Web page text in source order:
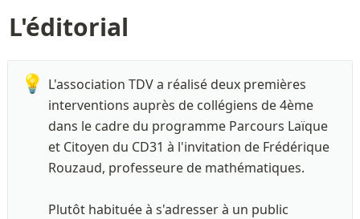
L'éditorial
💡 L'association TDV a réalisé deux premières
interventions auprès de collégiens de 4ème
dans le cadre du programme Parcours Laïque
et Citoyen du CD31 à l'invitation de Frédérique
Rouzaud, professeure de mathématiques.
Plutôt habituée à s'adresser à un public